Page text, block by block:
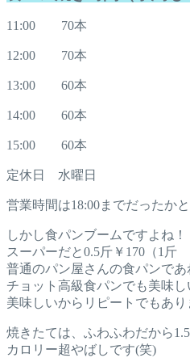
11:00 70本
12:00 70本
13:00 60本
14:00 60本
15:00 60本
定休日 水曜日
営業時間は18:00までだったか
しかし食パンブームですよね！
スーパーだと0.5斤￥170（1斤
普通のパン屋さんの食パンで
チョット高級食パンでも美味
美味しいからリピートでもあ
焼きたては、ふわふわだから
カロリー超やばしです(笑)